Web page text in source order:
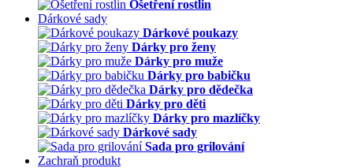
Ošetření rostlin
Dárkové sady
Dárkové poukazy
Dárky pro ženy
Dárky pro muže
Dárky pro babičku
Dárky pro dědečka
Dárky pro děti
Dárky pro mazlíčky
Dárkové sady
Sada pro grilování
Zachraň produkt